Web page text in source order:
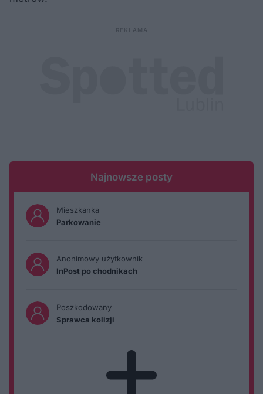
Najnowsze posty
Mieszkanka
Parkowanie
Anonimowy użytkownik
InPost po chodnikach
Poszkodowany
Sprawca kolizji